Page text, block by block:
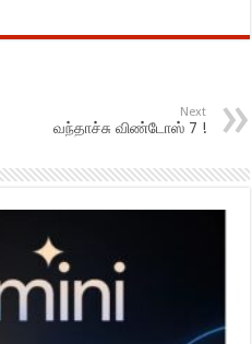
Next
வந்தாச்சு விண்டோஸ் 7 !